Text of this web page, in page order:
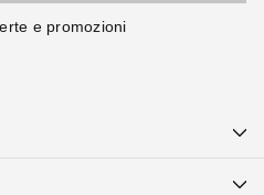
e promozioni